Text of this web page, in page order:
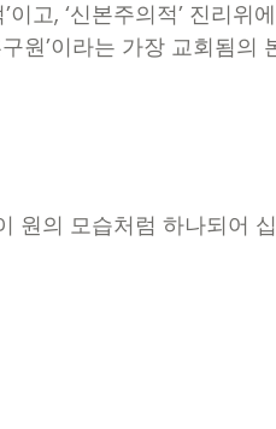
고, ‘신본주의적’ 진리위
원’이라는 가장 교회됨의
원의 모습처럼 하나되어